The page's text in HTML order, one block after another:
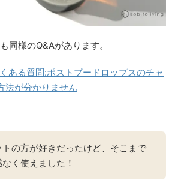
同様のQ&Aがあります。
ある質問:ポストプードロップスのチャ
法が分かりません
トの方が好きだったけど、そこまで
く使えました！